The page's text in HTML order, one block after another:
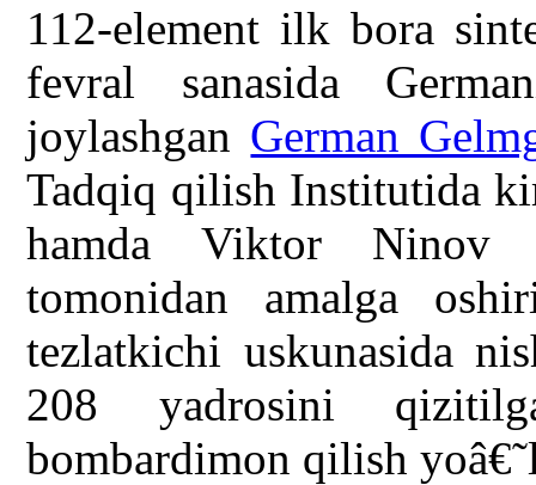
112-element ilk bora
fevral sanasida
joylashgan German
Tadqiq qilish Institutida
hamda Viktor Ninov
tomonidan amalga
tezlatkichi uskunasida
208 yadrosini
bombardimon qilish